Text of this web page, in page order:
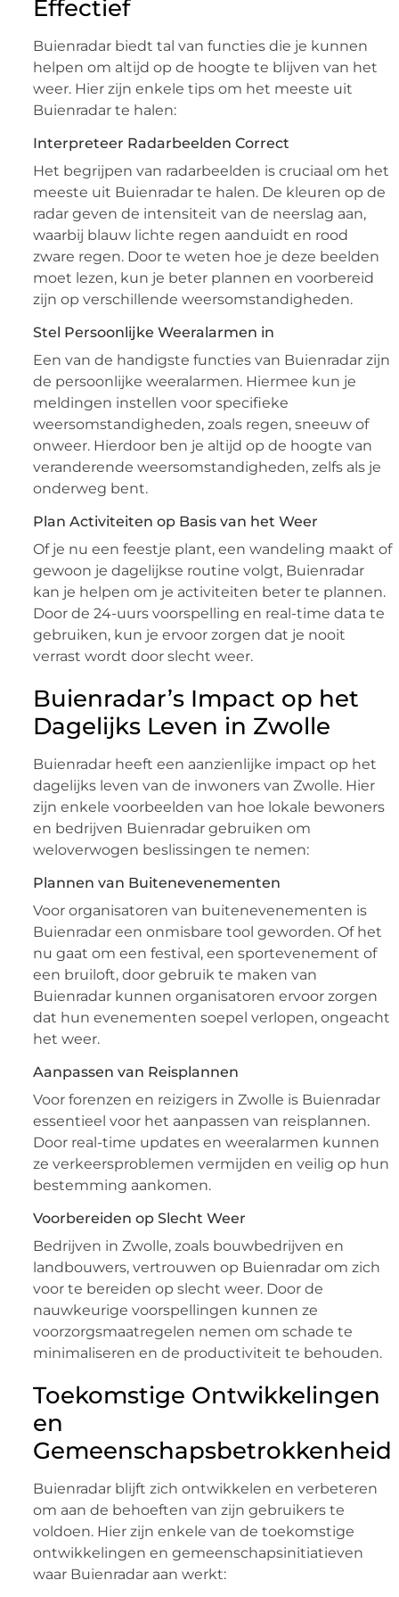
Effectief
Buienradar biedt tal van functies die je kunnen
helpen om altijd op de hoogte te blijven van het
weer. Hier zijn enkele tips om het meeste uit
Buienradar te halen:
Interpreteer Radarbeelden Correct
Het begrijpen van radarbeelden is cruciaal om het
meeste uit Buienradar te halen. De kleuren op de
radar geven de intensiteit van de neerslag aan,
waarbij blauw lichte regen aanduidt en rood
zware regen. Door te weten hoe je deze beelden
moet lezen, kun je beter plannen en voorbereid
zijn op verschillende weersomstandigheden.
Stel Persoonlijke Weeralarmen in
Een van de handigste functies van Buienradar zijn
de persoonlijke weeralarmen. Hiermee kun je
meldingen instellen voor specifieke
weersomstandigheden, zoals regen, sneeuw of
onweer. Hierdoor ben je altijd op de hoogte van
veranderende weersomstandigheden, zelfs als je
onderweg bent.
Plan Activiteiten op Basis van het Weer
Of je nu een feestje plant, een wandeling maakt of
gewoon je dagelijkse routine volgt, Buienradar
kan je helpen om je activiteiten beter te plannen.
Door de 24-uurs voorspelling en real-time data te
gebruiken, kun je ervoor zorgen dat je nooit
verrast wordt door slecht weer.
Buienradar’s Impact op het
Dagelijks Leven in Zwolle
Buienradar heeft een aanzienlijke impact op het
dagelijks leven van de inwoners van Zwolle. Hier
zijn enkele voorbeelden van hoe lokale bewoners
en bedrijven Buienradar gebruiken om
weloverwogen beslissingen te nemen:
Plannen van Buitenevenementen
Voor organisatoren van buitenevenementen is
Buienradar een onmisbare tool geworden. Of het
nu gaat om een festival, een sportevenement of
een bruiloft, door gebruik te maken van
Buienradar kunnen organisatoren ervoor zorgen
dat hun evenementen soepel verlopen, ongeacht
het weer.
Aanpassen van Reisplannen
Voor forenzen en reizigers in Zwolle is Buienradar
essentieel voor het aanpassen van reisplannen.
Door real-time updates en weeralarmen kunnen
ze verkeersproblemen vermijden en veilig op hun
bestemming aankomen.
Voorbereiden op Slecht Weer
Bedrijven in Zwolle, zoals bouwbedrijven en
landbouwers, vertrouwen op Buienradar om zich
voor te bereiden op slecht weer. Door de
nauwkeurige voorspellingen kunnen ze
voorzorgsmaatregelen nemen om schade te
minimaliseren en de productiviteit te behouden.
Toekomstige Ontwikkelingen
en
Gemeenschapsbetrokkenheid
Buienradar blijft zich ontwikkelen en verbeteren
om aan de behoeften van zijn gebruikers te
voldoen. Hier zijn enkele van de toekomstige
ontwikkelingen en gemeenschapsinitiatieven
waar Buienradar aan werkt: